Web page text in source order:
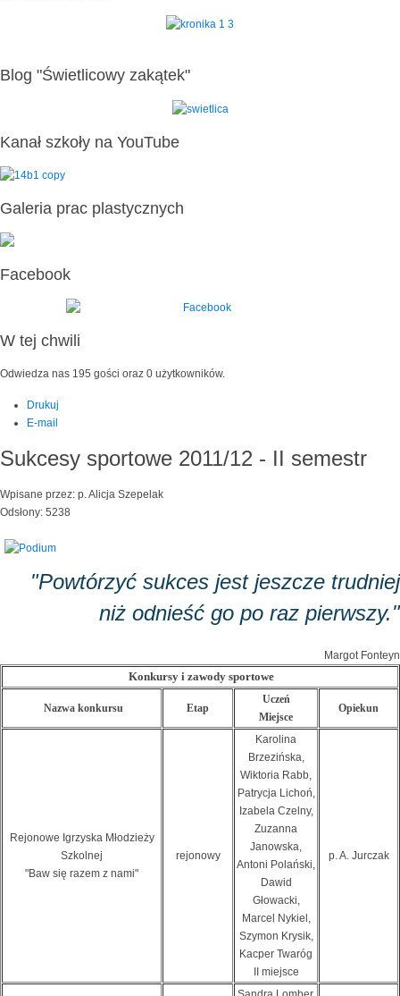
Blog "Świetlicowy zakątek"
Kanał szkoły na YouTube
Galeria prac plastycznych
Facebook
W tej chwili
Odwiedza nas 195 gości oraz 0 użytkowników.
Drukuj
E-mail
Sukcesy sportowe 2011/12 - II semestr
Wpisane przez: p. Alicja Szepelak
Odsłony: 5238
"Powtórzyć sukces jest jeszcze trudniej
niż odnieść go po raz pierwszy."
Margot Fonteyn
Konkursy i zawody sportowe
Nazwa konkursu Etap
Uczeń
Miejsce
Opiekun
Rejonowe Igrzyska Młodzieży
Szkolnej
"Baw się razem z nami"
rejonowy
Karolina
Brzezińska,
Wiktoria Rabb,
Patrycja Lichoń,
Izabela Czelny,
Zuzanna
Janowska,
Antoni Polański,
Dawid
Głowacki,
Marcel Nykiel,
Szymon Krysik,
Kacper Twaróg
II miejsce
p. A. Jurczak